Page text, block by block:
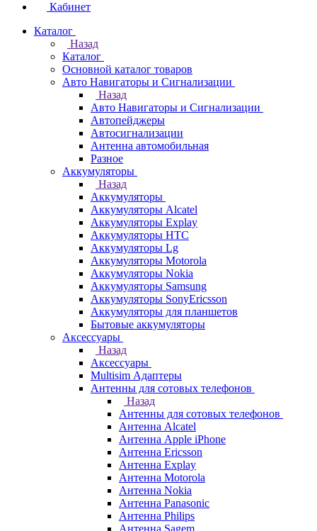
Кабинет
Каталог
Назад
Каталог
Основной каталог товаров
Авто Навигаторы и Сигнализации
Назад
Авто Навигаторы и Сигнализации
Автопейджеры
Автосигнализации
Антенна автомобильная
Разное
Аккумуляторы
Назад
Аккумуляторы
Аккумуляторы Alcatel
Аккумуляторы Explay
Аккумуляторы HTC
Аккумуляторы Lg
Аккумуляторы Motorola
Аккумуляторы Nokia
Аккумуляторы Samsung
Аккумуляторы SonyEricsson
Аккумуляторы для планшетов
Бытовые аккумуляторы
Аксессуары
Назад
Аксессуары
Multisim Адаптеры
Антенны для сотовых телефонов
Назад
Антенны для сотовых телефонов
Антенна Alcatel
Антенна Apple iPhone
Антенна Ericsson
Антенна Explay
Антенна Motorola
Антенна Nokia
Антенна Panasonic
Антенна Philips
Антенна Sagem